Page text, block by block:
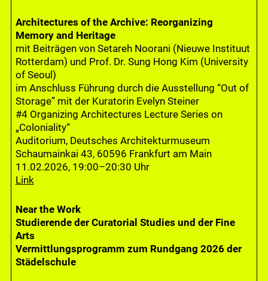
Architectures of the Archive: Reorganizing
Memory and Heritage
mit Beiträgen von Setareh Noorani (Nieuwe Instituut
Rotterdam) und Prof. Dr. Sung Hong Kim (University
of Seoul)
im Anschluss Führung durch die Ausstellung “Out of
Storage” mit der Kuratorin Evelyn Steiner
#4 Organizing Architectures Lecture Series on
„Coloniality“
Auditorium, Deutsches Architekturmuseum
Schaumainkai 43, 60596 Frankfurt am Main
11.02.2026, 19:00–20:30 Uhr
Link
Near the Work
Studierende der Curatorial Studies und der Fine
Arts
Vermittlungsprogramm zum Rundgang 2026 der
Städelschule